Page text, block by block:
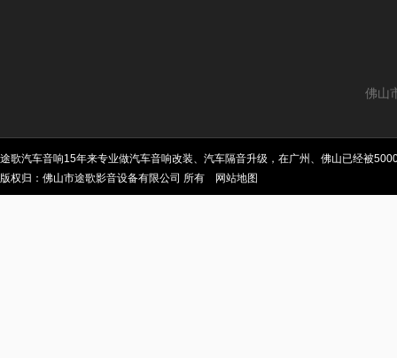
佛山
途歌汽车音响15年来专业做汽车音响改装、汽车隔音升级，在广州、佛山已经被
版权归：佛山市途歌影音设备有限公司 所有
网站地图